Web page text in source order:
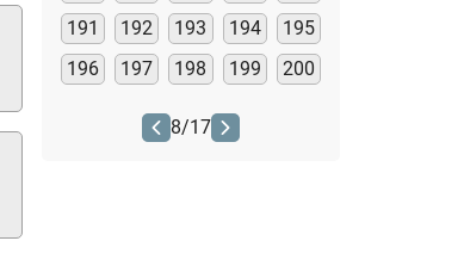
191
192 193 194
195
196
197 198 199 200
8/17